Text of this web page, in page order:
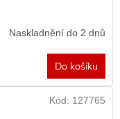
Naskladnění do 2 dnů
Do košíku
Kód: 127765